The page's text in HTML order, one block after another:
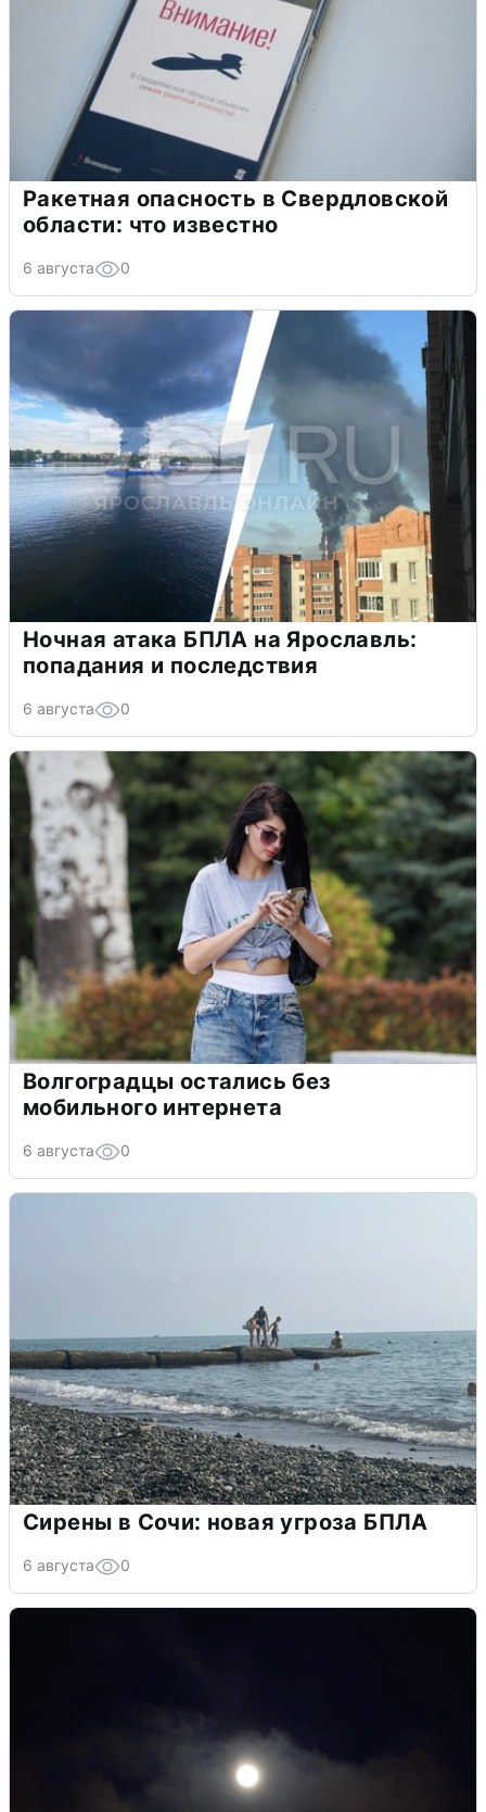
Ракетная опасность в Свердловской
области: что известно
6 августа 0
Ночная атака БПЛА на Ярославль:
попадания и последствия
6 августа 0
Волгоградцы остались без
мобильного интернета
6 августа 0
Сирены в Сочи: новая угроза БПЛА
6 августа 0